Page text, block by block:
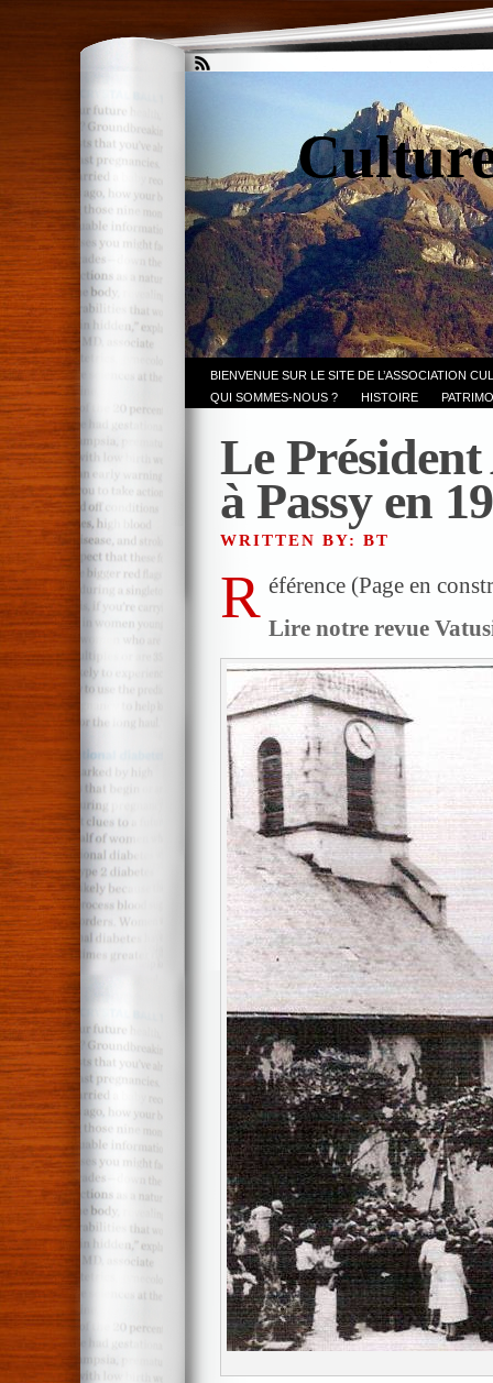
BIENVENUE SUR LE SITE DE L’ASSOCIATION
QUI SOMMES-NOUS ?
HISTOIRE
Le
à Passy en
WRITTEN BY: BT
R éférence (Page en
Lire notre revue